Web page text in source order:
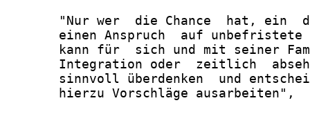
"Nur wer  die Chance  hat, ein
einen Anspruch  auf
kann für  sich und mit seiner
Integration oder  zeitlich
sinnvoll überdenken  und
       hierzu Vorschläge ausarbeiten",